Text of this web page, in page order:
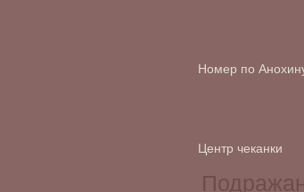
Номер по
Центр чеканки